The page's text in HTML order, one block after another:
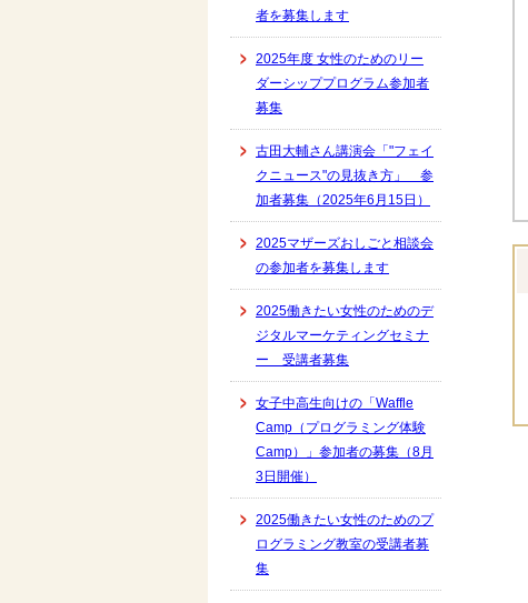
者を募集します
2025年度 女性のためのリー
ダーシッププログラム参加者
募集
古田大輔さん講演会「"フェイ
クニュース"の見抜き方」 参
加者募集（2025年6月15日）
2025マザーズおしごと相談会
の参加者を募集します
2025働きたい女性のためのデ
ジタルマーケティングセミナ
ー 受講者募集
女子中高生向けの「Waffle
Camp（プログラミング体験
Camp）」参加者の募集（8月
3日開催）
2025働きたい女性のためのプ
ログラミング教室の受講者募
集